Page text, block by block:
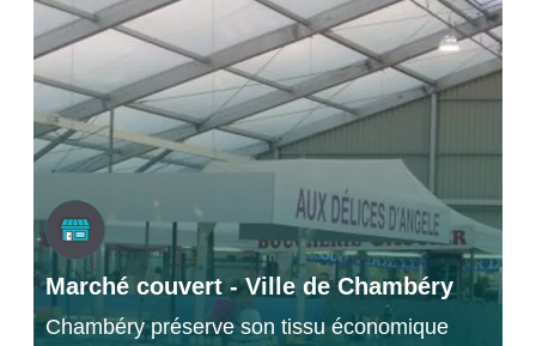
Marché couvert - Ville de Chambéry
Chambéry préserve son tissu économique